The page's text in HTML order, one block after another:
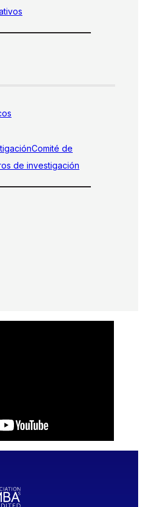
Comité de
de investigación